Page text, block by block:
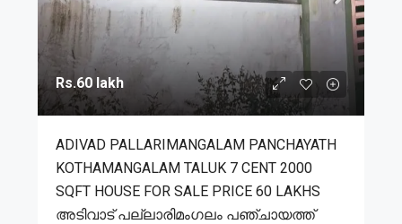
Rs.60 lakh
ADIVAD PALLARIMANGALAM PANCHAYATH
KOTHAMANGALAM TALUK 7 CENT 2000
SQFT HOUSE FOR SALE PRICE 60 LAKHS
അടിവാട് പല്ലാരിമംഗലം പഞ്ചായത്ത്